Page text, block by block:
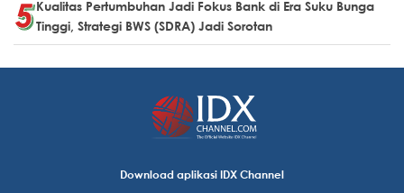
Kualitas Pertumbuhan Jadi Fokus Bank di Era Suku Bunga
Tinggi, Strategi BWS (SDRA) Jadi Sorotan
Download aplikasi IDX Channel